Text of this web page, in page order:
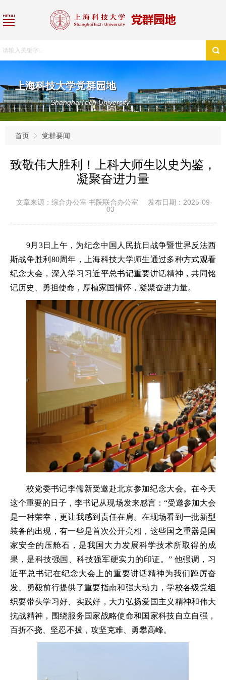
上海科技大学党群园地
ShanghaiTech University
首页 党群要闻
致敬伟大胜利！上科大师生以史为鉴，
凝聚奋进力量
文章来源：综合办公室 书院联合办公室
发布日期：2025-09-
03
9月3日上午，为纪念中国人民抗日战争暨世界反法西
斯战争胜利80周年，上海科技大学师生通过多种方式观看
纪念大会，深入学习习近平总书记重要讲话精神，共同铭
记历史、勇担使命，厚植家国情怀，凝聚奋进力量。
校党委书记李儒新受邀赴北京参加纪念大会。在今天
这个重要的日子，李书记从现场发来感言：“受邀参加大会
是一种荣幸，更让我感到责任在肩。在现场看到一批新型
装备的出现，有一些是首次公开亮相，这些国之重器是国
家安全的压舱石，是我国大力发展科学技术所取得的成
果，是科技强国、科技强军硬实力的印证。” 他强调，习
近平总书记在纪念大会上的重要讲话精神为我们踔厉奋
发、勇毅前行提供了重要指南和强大动力，学校各级党组
织要带头学习好、实践好，大力弘扬爱国主义精神和伟大
抗战精神，围绕服务国家战略使命和国家科技自立自强，
百折不挠、坚忍不拔，攻坚克难、勇攀高峰。